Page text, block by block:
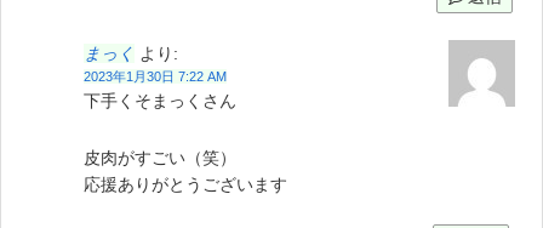
まっく より:
2023年1月30日 7:22 AM
下手くそまっくさん
皮肉がすごい（笑）
応援ありがとうございます